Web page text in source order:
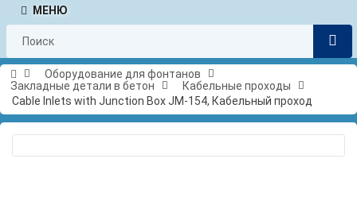
МЕНЮ
Оборудование для фонтанов
Закладные детали в бетон
Кабельные проходы
Cable Inlets with Junction Box JM-154, Кабельный проход